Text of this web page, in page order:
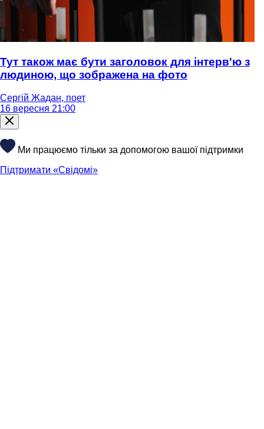
Тут також має бути заголовок для інтерв'ю з
людиною, що зображена на фото
Сергій Жадан, поет
16 вересня 21:00
Ми працюємо тільки за допомогою вашої підтримки
Підтримати «Свідомі»